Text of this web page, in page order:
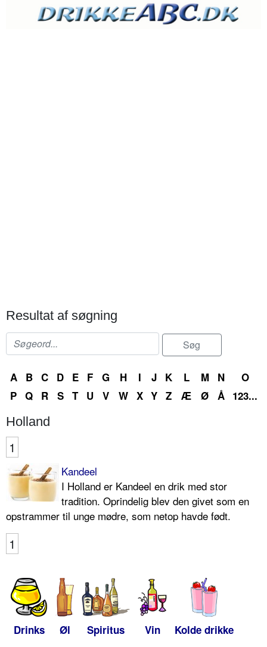
Resultat af søgning
A B C D E F G H I J K L M N
O
P Q R S T U V W X Y Z Æ Ø Å 123...
Holland
1
Kandeel
I Holland er Kandeel en drik med stor
tradition. Oprindelig blev den givet som en
opstrammer til un­ge mødre, som netop hav­de født.
1
Drinks Øl Spiritus Vin Kolde drikke